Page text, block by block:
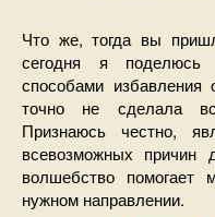
Что же, тогда вы
сегодня я
способами
точно не сделала
Признаюсь честно,
всевозможных причин
волшебство помогает
нужном направлении.